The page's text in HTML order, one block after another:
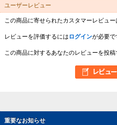
重要なお知らせ
ユーザーレビュー
この商品に寄せられたカスタマーレビュー
レビューを評価するには ログインが必要で
この商品に対するあなたのレビューを投稿